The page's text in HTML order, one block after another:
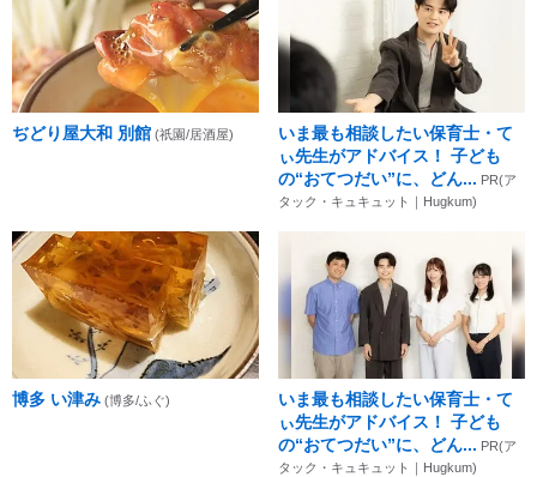
ぢどり屋大和 別館 (祇園/居酒屋)
いま最も相談したい保育士・て
ぃ先生がアドバイス！ 子ども
の“おてつだい”に、どん... PR(ア
タック・キュキュット｜Hugkum)
博多 い津み (博多/ふぐ)
いま最も相談したい保育士・て
ぃ先生がアドバイス！ 子ども
の“おてつだい”に、どん... PR(ア
タック・キュキュット｜Hugkum)